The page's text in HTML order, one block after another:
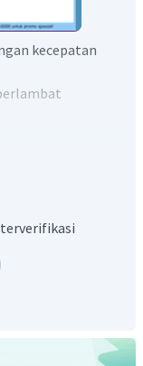
kecepatan
terverifikasi